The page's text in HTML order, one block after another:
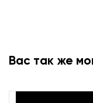
Вас так же